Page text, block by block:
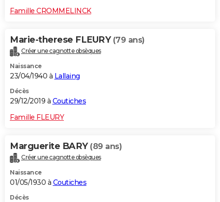
Famille CROMMELINCK
Marie-therese FLEURY (79 ans)
Créer une cagnotte obsèques
Naissance
23/04/1940 à Lallaing
Décès
29/12/2019 à Coutiches
Famille FLEURY
Marguerite BARY (89 ans)
Créer une cagnotte obsèques
Naissance
01/05/1930 à Coutiches
Décès